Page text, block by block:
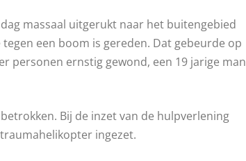
massaal uitgerukt naar het buitengebied
een boom is gereden. Dat gebeurde op
personen ernstig gewond, een 19 jarige man
Bij de inzet van de hulpverlening
ingezet.